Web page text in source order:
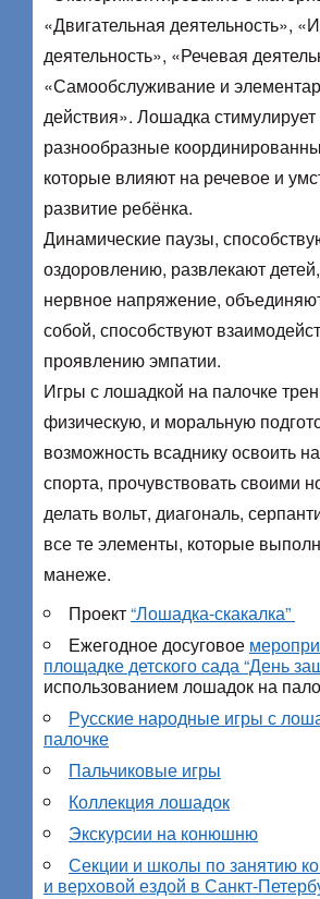
«Двигательная деятельность»,
деятельность», «Речевая
«Самообслуживание и
действия». Лошадка стимулирует
разнообразные
которые влияют на речевое и
развитие ребёнка.
Динамические паузы,
оздоровлению, развлекают
нервное напряжение,
собой, способствуют
проявлению эмпатии.
Игры с лошадкой на палочке
физическую, и моральную
возможность всаднику освоить
спорта, прочувствовать своими
делать вольт, диагональ,
все те элементы, которые
манеже.
Проект“Лошадка-скакалка”
Ежегодное досуговое
площадке детского сада “День
использованием лошадок на
Русские народные игры с
палочке
Пальчиковые игры
Коллекция лошадок
Экскурсии на конюшню
Секции и школы по занятию
и верховой ездой в Санкт-